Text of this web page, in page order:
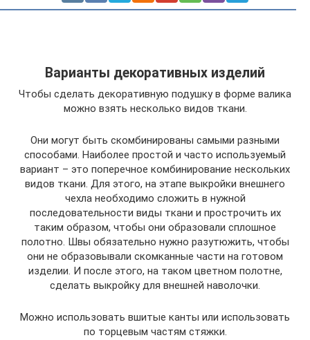
Варианты декоративных изделий
Чтобы сделать декоративную подушку в форме валика
можно взять несколько видов ткани.
Они могут быть скомбинированы самыми разными
способами. Наиболее простой и часто используемый
вариант – это поперечное комбинирование нескольких
видов ткани. Для этого, на этапе выкройки внешнего
чехла необходимо сложить в нужной
последовательности виды ткани и прострочить их
таким образом, чтобы они образовали сплошное
полотно. Швы обязательно нужно разутюжить, чтобы
они не образовывали скомканные части на готовом
изделии. И после этого, на таком цветном полотне,
сделать выкройку для внешней наволочки.
Можно использовать вшитые канты или использовать
по торцевым частям стяжки.